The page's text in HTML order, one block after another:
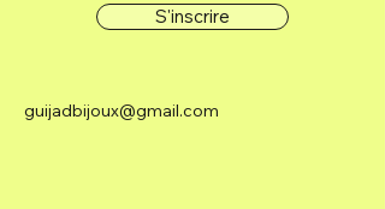
S'inscrire
guijadbijoux@gmail.com